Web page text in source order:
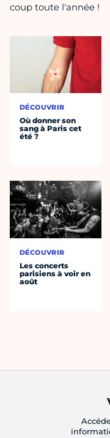
coup toute l'année !
DÉCOUVRIR
Où donner son
sang à Paris cet
été ?
DÉCOUVRIR
Les concerts
parisiens à voir en
août